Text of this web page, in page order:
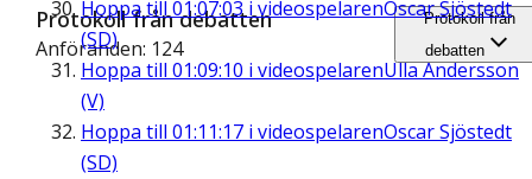
Hoppa till 01:07:03 i videospelarenOscar Sjöstedt
(SD)
Hoppa till 01:09:10 i videospelarenUlla Andersson
(V)
Hoppa till 01:11:17 i videospelarenOscar Sjöstedt
(SD)
Protokoll från debatten
Anföranden: 124
Protokoll från
debatten